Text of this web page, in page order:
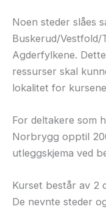
Noen steder slåes
Buskerud/
Agderfylkene.
ressurser skal
lokalitet for
For deltakere som
Norbrygg opptil
utleggskjema ved
Kurset består av 2
De nevnte steder